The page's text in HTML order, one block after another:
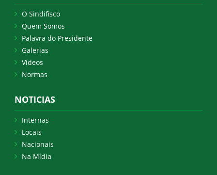
O Sindifisco
Quem Somos
Palavra do Presidente
Galerias
Vídeos
Normas
NOTICIAS
Internas
Locais
Nacionais
Na Mídia